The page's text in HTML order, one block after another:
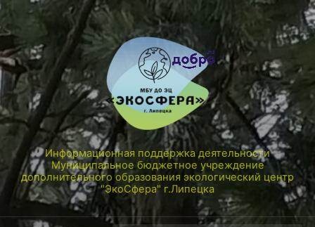
Информационная поддержка деятельности
Муниципальное бюджетное учреждение
дополнительного образования экологический центр
"ЭкоСфера" г.Липецка